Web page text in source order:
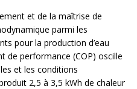
et de la maîtrise de
parmi les
pour la production d’eau
de performance (COP) oscille
et les conditions
2,5 à 3,5 kWh de chaleur